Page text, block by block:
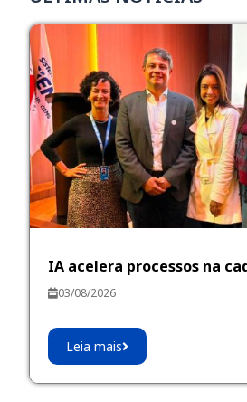
IA acelera processos na
03/08/2026
Leia mais